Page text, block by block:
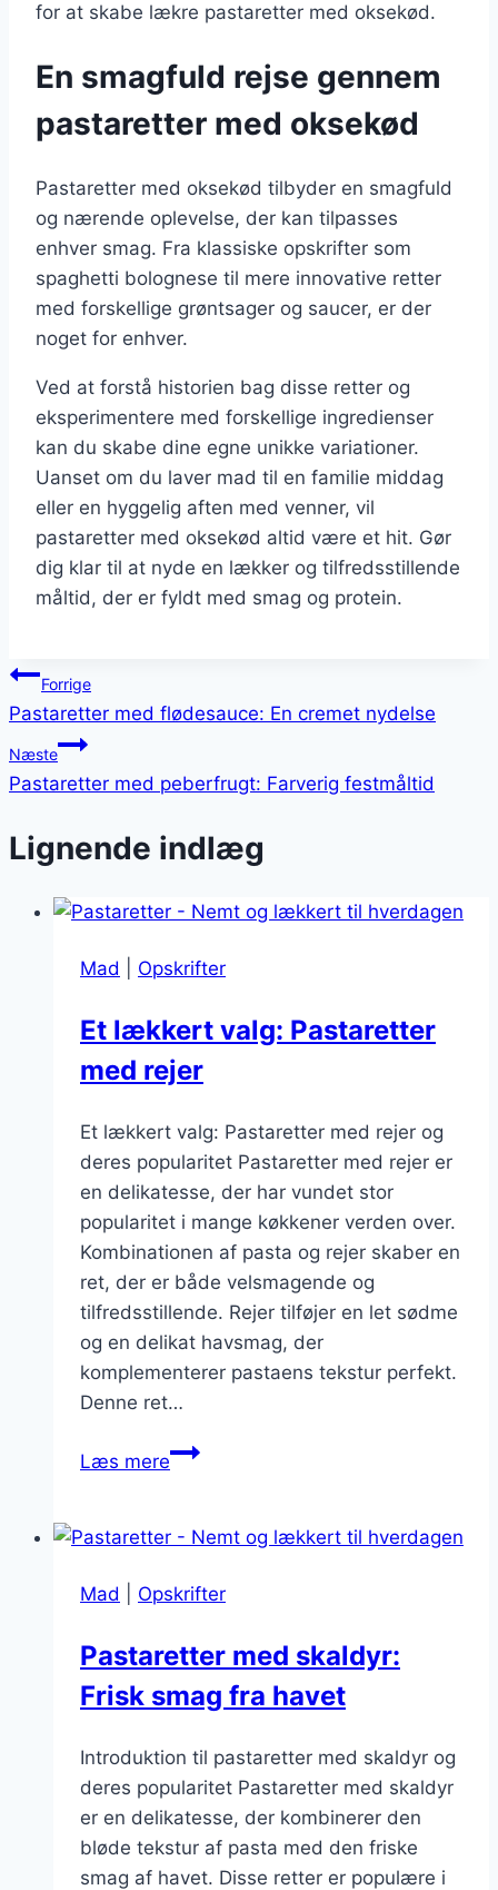
for at skabe lækre pastaretter med oksekød.
En smagfuld rejse gennem
pastaretter med oksekød
Pastaretter med oksekød tilbyder en smagfuld
og nærende oplevelse, der kan tilpasses
enhver smag. Fra klassiske opskrifter som
spaghetti bolognese til mere innovative retter
med forskellige grøntsager og saucer, er der
noget for enhver.
Ved at forstå historien bag disse retter og
eksperimentere med forskellige ingredienser
kan du skabe dine egne unikke variationer.
Uanset om du laver mad til en familie middag
eller en hyggelig aften med venner, vil
pastaretter med oksekød altid være et hit. Gør
dig klar til at nyde en lækker og tilfredsstillende
måltid, der er fyldt med smag og protein.
Indlægsnavigation
Forrige
Pastaretter med flødesauce: En cremet nydelse
Næste
Pastaretter med peberfrugt: Farverig festmåltid
Lignende indlæg
Mad Opskrifter
Et lækkert valg: Pastaretter
med rejer
Et lækkert valg: Pastaretter med rejer og
deres popularitet Pastaretter med rejer er
en delikatesse, der har vundet stor
popularitet i mange køkkener verden over.
Kombinationen af pasta og rejer skaber en
ret, der er både velsmagende og
tilfredsstillende. Rejer tilføjer en let sødme
og en delikat havsmag, der
komplementerer pastaens tekstur perfekt.
Denne ret…
Læs mereEt
Pastaretter
rejer
Mad Opskrifter
Pastaretter med skaldyr:
Frisk smag fra havet
Introduktion til pastaretter med skaldyr og
deres popularitet Pastaretter med skaldyr
er en delikatesse, der kombinerer den
bløde tekstur af pasta med den friske
smag af havet. Disse retter er populære i